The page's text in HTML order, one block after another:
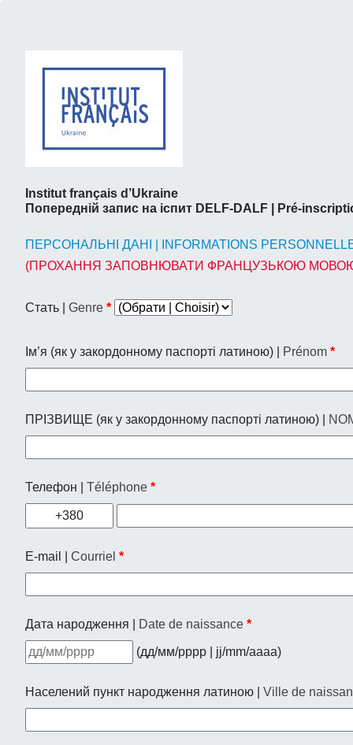
Institut français d’Ukraine
Попередній запис на іспит DELF-DALF | Pré-
ПЕРСОНАЛЬНІ ДАНІ | INFORMATIONS
(ПРОХАННЯ ЗАПОВНЮВАТИ ФРАНЦУЗЬКОЮ МОВОЮ /
Стать | Genre *
Ім’я (як у закордонному паспорті латиною) | Prénom *
ПРІЗВИЩЕ (як у закордонному паспорті латиною) |
Телефон | Téléphone *
+380
E-mail | Courriel *
Дата народження | Date de naissance *
(дд/мм/рррр | jj/mm/aaaa)
Населений пункт народження латиною | Ville de